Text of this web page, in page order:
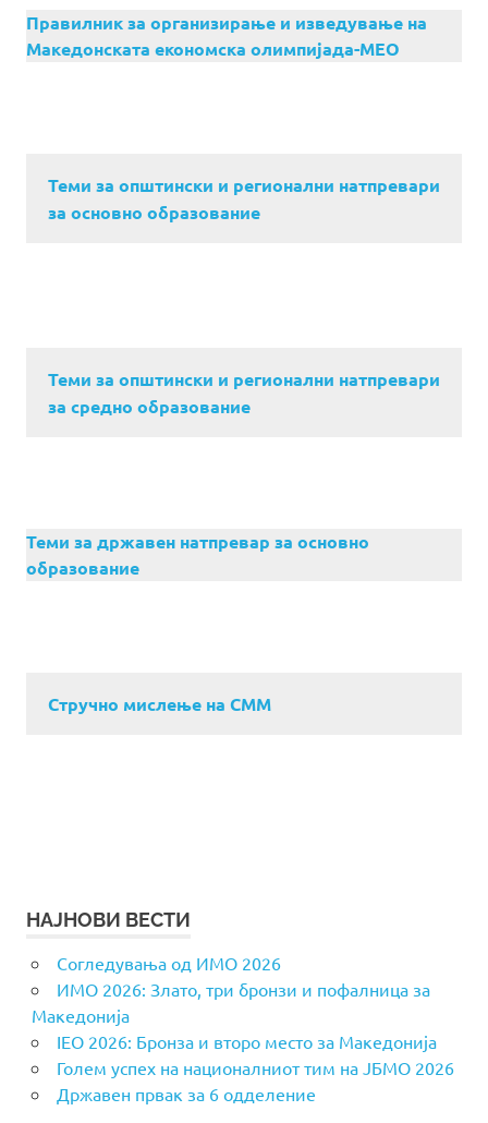
Правилник за организирање и изведување на
Македонската економска олимпијада-МЕО
Теми за општински и регионални натпревари
за основно образование
Теми за општински и регионални натпревари
за средно образование
Теми за државен натпревар за основно
образование
Стручно мислење на СММ
НАЈНОВИ ВЕСТИ
Согледувања од ИМО 2026
ИМО 2026: Злато, три бронзи и пофалница за
Македонија
IEO 2026: Бронза и второ место за Македонија
Голем успех на националниот тим на ЈБМО 2026
Државен првак за 6 одделение